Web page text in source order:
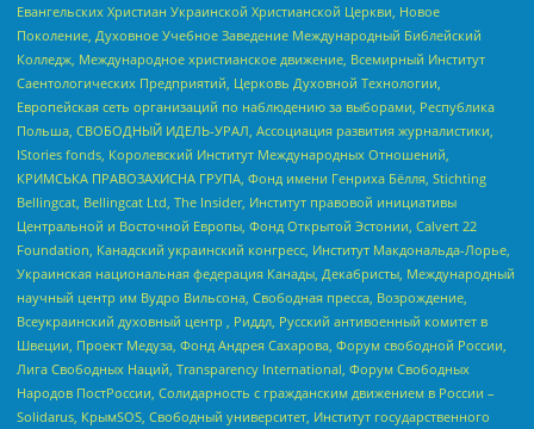
Евангельских Христиан Украинской Христианской Церкви, Новое
Поколение, Духовное Учебное Заведение Международный Библейский
Колледж, Международное христианское движение, Всемирный Институт
Саентологических Предприятий, Церковь Духовной Технологии,
Европейская сеть организаций по наблюдению за выборами, Республика
Польша, СВОБОДНЫЙ ИДЕЛЬ-УРАЛ, Ассоциация развития журналистики,
IStories fonds, Королевский Институт Международных Отношений,
КРИМСЬКА ПРАВОЗАХИСНА ГРУПА, Фонд имени Генриха Бёлля, Stichting
Bellingcat, Bellingcat Ltd, The Insider, Институт правовой инициативы
Центральной и Восточной Европы, Фонд Открытой Эстонии, Calvert 22
Foundation, Канадский украинский конгресс, Институт Макдональда-Лорье,
Украинская национальная федерация Канады, Декабристы, Международный
научный центр им Вудро Вильсона, Свободная пресса, Возрождение,
Всеукраинский духовный центр , Риддл, Русский антивоенный комитет в
Швеции, Проект Медуза, Фонд Андрея Сахарова, Форум свободной России,
Лига Свободных Наций, Transparеncy International, Форум Свободных
Народов ПостРоссии, Солидарность с гражданским движением в России –
Solidarus, КрымSOS, Свободный университет, Институт государственного